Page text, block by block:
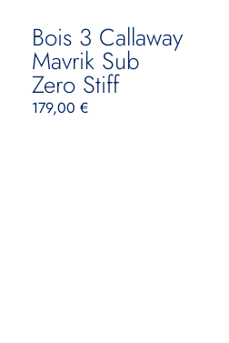
Bois 3 Callaway
Mavrik Sub
Zero Stiff
179,00€